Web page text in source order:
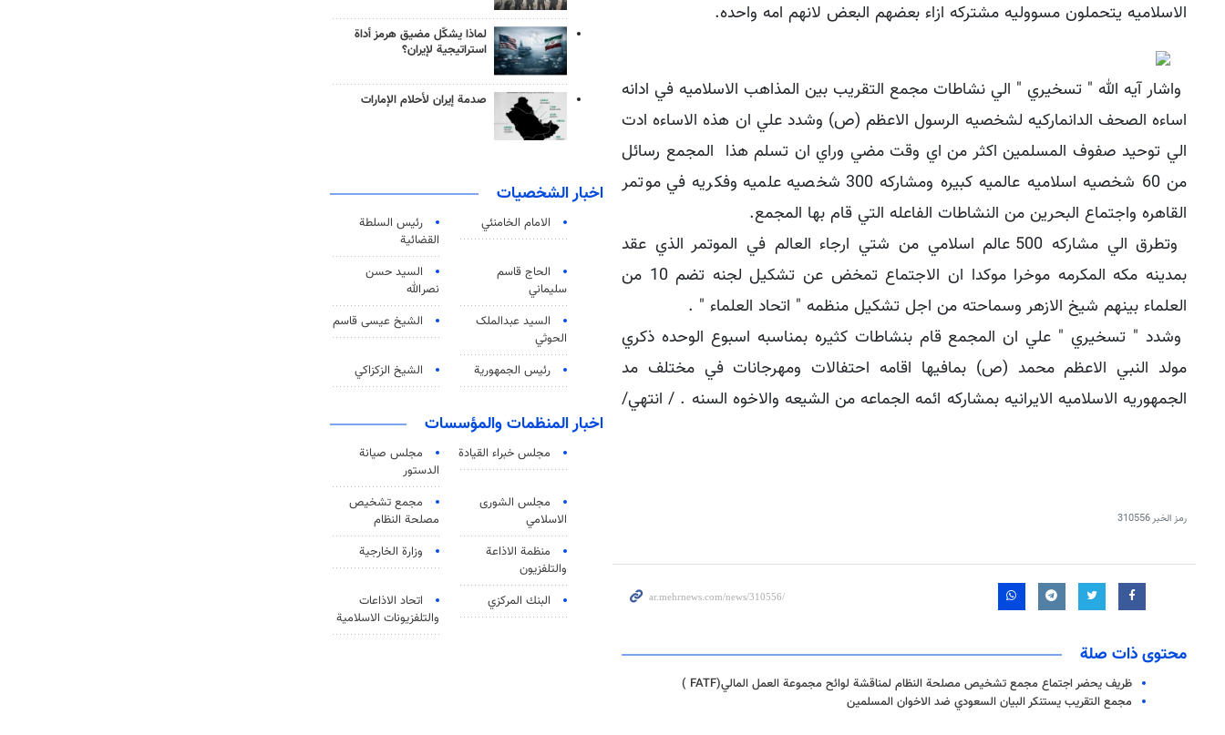
الاسلاميه يتحملون مسووليه مشتركه ازاء بعضهم البعض لانهم امه واحده.
واشار آيه الله " تسخيري " الي نشاطات مجمع التقريب بين المذاهب الاسلاميه في ادانه
اساءه الصحف الدانماركيه لشخصيه الرسول الاعظم (ص) وشدد علي ان هذه الاساءه ادت
الي توحيد صفوف المسلمين اكثر من اي وقت مضي وراي ان تسلم هذا المجمع رسائل
من 60 شخصيه اسلاميه عالميه كبيره ومشاركه 300 شخصيه علميه وفكريه في موتمر
القاهره واجتماع البحرين من النشاطات الفاعله التي قام بها المجمع.
وتطرق الي مشاركه 500 عالم اسلامي من شتي ارجاء العالم في الموتمر الذي عقد
بمدينه مكه المكرمه موخرا موكدا ان الاجتماع تمخض عن تشكيل لجنه تضم 10 من
العلماء بينهم شيخ الازهر وسماحته من اجل تشكيل منظمه " اتحاد العلماء " .
وشدد " تسخيري " علي ان المجمع قام بنشاطات كثيره بمناسبه اسبوع الوحده ذكري
مولد النبي الاعظم محمد (ص) بمافيها اقامه احتفالات ومهرجانات في مختلف مد
الجمهوريه الاسلاميه الايرانيه بمشاركه ائمه الجماعه من الشيعه والاخوه السنه . / انتهي/
رمز الخبر310556
محتوى ذات صلة
ظريف يحضر اجتماع مجمع تشخيص مصلحة النظام لمناقشة لوائح مجموعة العمل المالي(FATF )
مجمع التقريب يستنكر البيان السعودي ضد الاخوان المسلمين
لماذا يشكّل مضيق هرمز أداة
استراتيجية لإيران؟
صدمة إيران لأحلام الإمارات
اخبار الشخصيات
الامام الخامنئي
رئیس السلطة
القضائیة
الحاج قاسم
سليماني
السيد حسن
نصرالله
السید عبدالملک
الحوثي
الشيخ عيسى قاسم
رئيس الجمهورية الشيخ الزكزاكي
اخبار المنظمات والمؤسسات
مجلس خبراء القيادة
مجلس صيانة
الدستور
مجلس الشورى
الاسلامي
مجمع تشخيص
مصلحة النظام
منظمة الاذاعة
والتلفزیون
وزارة الخارجية
البنك المركزي
اتحاد الاذاعات
والتلفزيونات الاسلامية